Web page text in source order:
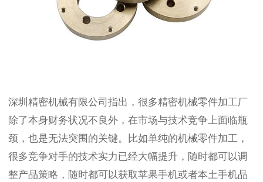
深圳 精密机械有限公司指出，很多精密机械零件加工厂
除了本身财务状况不良外，在市场与技术竞争上面临瓶
颈，也是无法突围的关键。
比如单纯的机械零件加工，
很多竞争对手的技术实力已经大幅提升，随时都可以调
整产品策略，随时都可以获取苹果手机或者本土手机品